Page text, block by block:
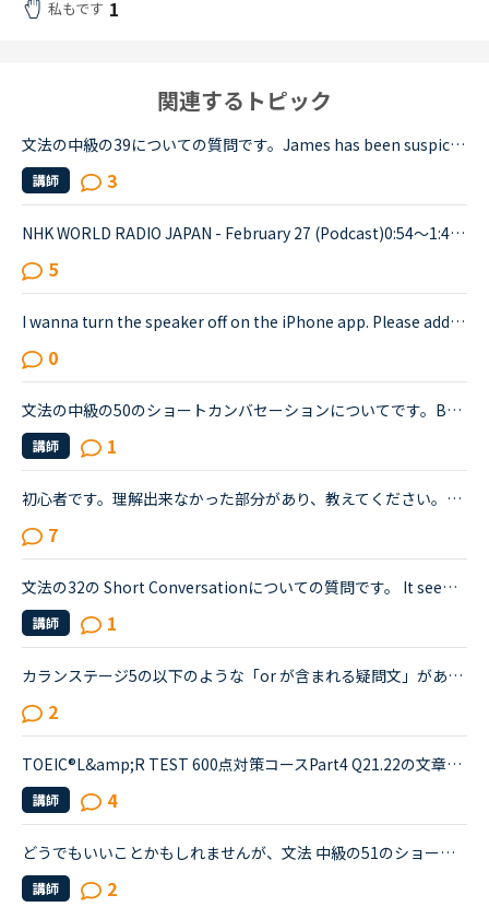
私もです 1
関連するトピック
文法の中級の39についての質問です。James has been suspicious about Andrew's strange behavior lately.James「 Frankly, I don't know why you are still going to that farm. You were only going there for ...
講師 3
NHK WORLD RADIO JAPAN - February 27 (Podcast)0:54～1:49The Japanese government is studying additional measures to prop up the tourist industry and smaller businesses hit hard by the spread of a ne...
5
I wanna turn the speaker off on the iPhone app. Please add a function to kill the speaker on the app.Very loud voice of tutors is coming from the speaker while tutors can not be hearing voice of us...
0
文法の中級の50のショートカンバセーションについてです。Benjamin's son called him at his law firm while he was busy having a meeting. Benjamin &quot;What did my son say?&quot; Secretary &quot;He sai...
講師 1
初心者です。理解出来なかった部分があり、教えてください。James is asking Charlotte about Gabriella's birthday party. James When was Gabriella's birthday?Charlotte It was last weekend.James How was t...
7
文法の32の Short Conversationについての質問です。 It seems like Daniel and Olivia are distracted by the street noises this evening.Olivia What's the matter? You are thinking about something, aren't...
講師 1
カランステージ5の以下のような「or が含まれる疑問文」があります。どういう場合にYes/Noがいるのかいらないのかをご存知の方がいらしたら教えてください。Do you think A or Bの場合は、Yes/No は不要と思った...
2
TOEIC®️L&amp;R TEST 600点対策コースPart4 Q21.22の文章でわからないことがあります。文章は以下の通りです。When you move, you should try to tell banks and credit card companies your new address at leas...
講師 4
どうでもいいことかもしれませんが、文法 中級の51のショートカンバセーションについて質問です。Daniel came back from Ben's house in the evening.Daniel “Ben asked me how you were doing. How was your day...
講師 2